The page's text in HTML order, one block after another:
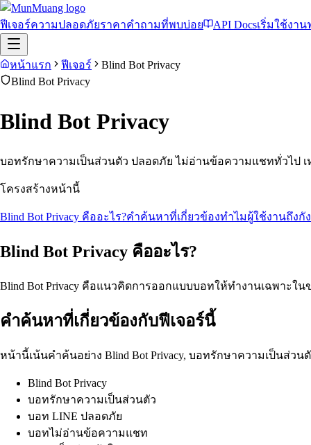
ฟีเจอร์ความปลอดภัยราคาคำถามที่พบบ่อย API Docsเริ่มใช้งาน
หน้าแรก ฟีเจอร์
Blind Bot Privacy
Blind Bot Privacy
Blind Bot Privacy
บอทรักษาความเป็นส่วนตัว ปลอดภัย ไม่อ่านข้อความแชททั่วไป เ
โครงสร้างหน้านี้
Blind Bot Privacy คืออะไร?คำค้นหาที่เกี่ยวข้องทำไมผู้ใช้งานถึงกั
Blind Bot Privacy คืออะไร?
Blind Bot Privacy คือแนวคิดการออกแบบบอทให้ทำงานเฉพาะ
คำค้นหาที่เกี่ยวข้องกับฟีเจอร์นี้
หน้านี้เน้นคำค้นอย่าง Blind Bot Privacy, บอทรักษาความเป็นส่ว
Blind Bot Privacy
บอทรักษาความเป็นส่วนตัว
บอท LINE ปลอดภัย
บอทไม่อ่านข้อความแชท